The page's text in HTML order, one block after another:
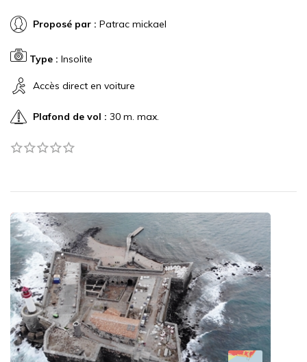
Proposé par : Patrac mickael
Type : Insolite
Accès direct en voiture
Plafond de vol : 30 m. max.